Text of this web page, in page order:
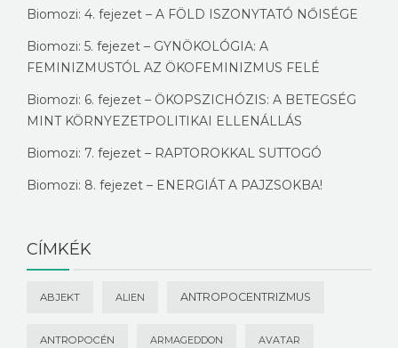
Biomozi: 4. fejezet – A FÖLD ISZONYTATÓ NŐISÉGE
Biomozi: 5. fejezet – GYNÖKOLÓGIA: A
FEMINIZMUSTÓL AZ ÖKOFEMINIZMUS FELÉ
Biomozi: 6. fejezet – ÖKOPSZICHÓZIS: A BETEGSÉG
MINT KÖRNYEZETPOLITIKAI ELLENÁLLÁS
Biomozi: 7. fejezet – RAPTOROKKAL SUTTOGÓ
Biomozi: 8. fejezet – ENERGIÁT A PAJZSOKBA!
CÍMKÉK
ABJEKT ALIEN ANTROPOCENTRIZMUS
ANTROPOCÉN ARMAGEDDON AVATAR